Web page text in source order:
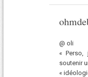
@ oli
« Perso,
soutenir
«